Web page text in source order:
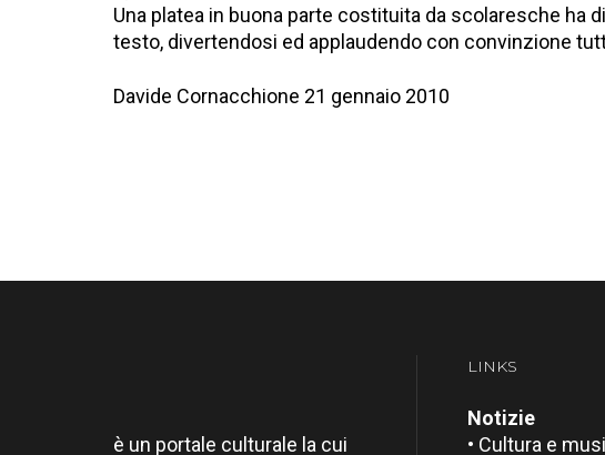
Una platea in buona parte costituita da scolaresche ha
testo, divertendosi ed applaudendo con convinzione
Davide Cornacchione 21 gennaio 2010
è un portale culturale la cui
LINKS
Notizie
• Cultura e